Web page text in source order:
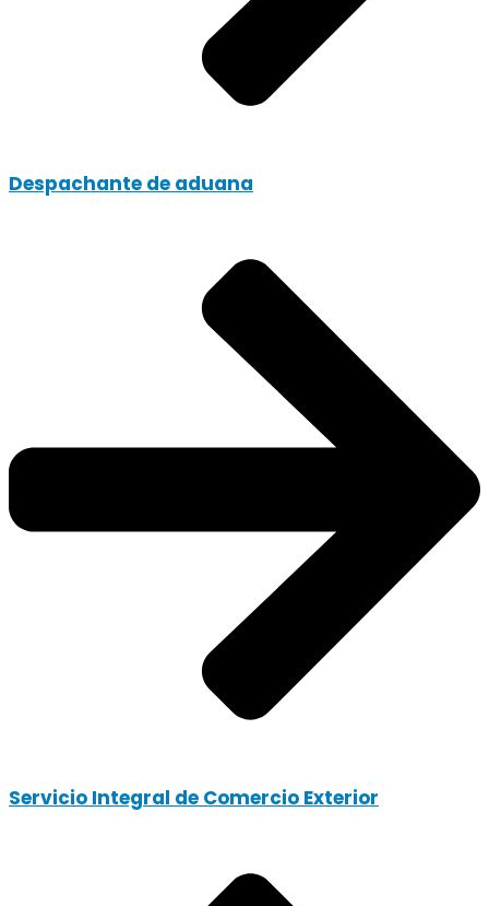
Despachante de aduana
Servicio Integral de Comercio Exterior